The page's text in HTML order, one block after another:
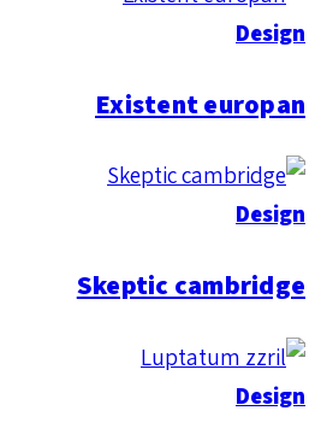
Design
Existent europan
Design
Skeptic cambridge
Design